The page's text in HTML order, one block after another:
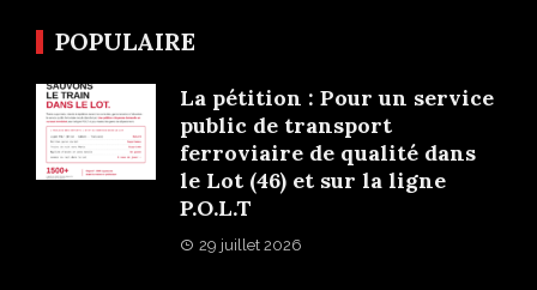
POPULAIRE
La pétition : Pour un service
public de transport
ferroviaire de qualité dans
le Lot (46) et sur la ligne
P.O.L.T
29 juillet 2026